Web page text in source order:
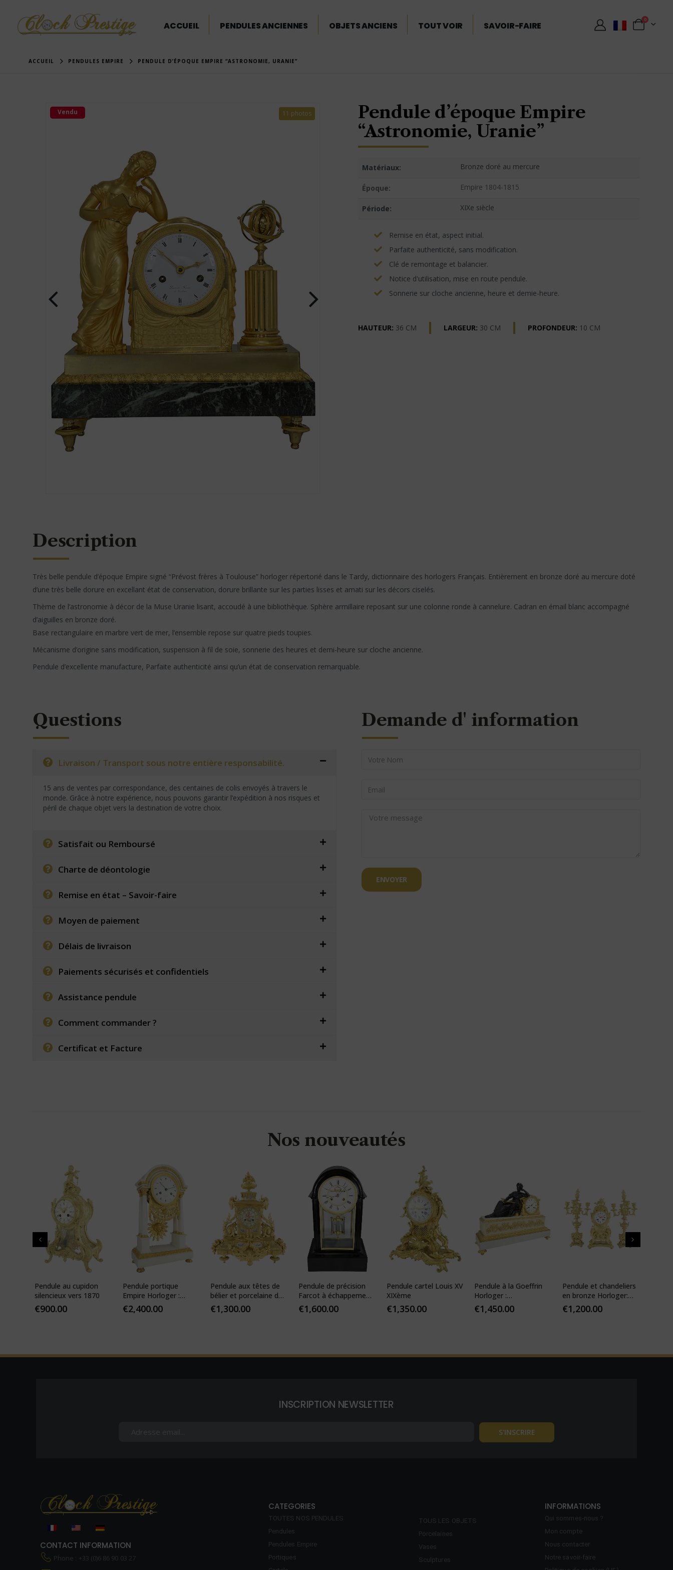
ACCUEIL PENDULES ANCIENNES OBJETS ANCIENS TOUT VOIR SAVOIR-FAIRE
0
ACCUEIL PENDULES EMPIRE PENDULE D’ÉPOQUE EMPIRE “ASTRONOMIE, URANIE”
11 photos
Vendu
Pendule d’époque Empire
“Astronomie, Uranie”
Matériaux: Bronze doré au mercure
Époque: Empire 1804-1815
Période: XIXe siècle
Remise en état, aspect initial.
Parfaite authenticité, sans modification.
Clé de remontage et balancier.
Notice d'utilisation, mise en route pendule.
Sonnerie sur cloche ancienne, heure et demie-heure.
HAUTEUR: 36 CM LARGEUR: 30 CM PROFONDEUR: 10 CM
Description
Très belle pendule d’époque Empire signé “Prévost frères à Toulouse” horloger répertorié dans le Tardy, dictionnaire des horlogers Français. Entièrement en bronze doré au mercure doté
d’une très belle dorure en excellant état de conservation, dorure brillante sur les parties lisses et amati sur les décors ciselés.
Thème de l’astronomie à décor de la Muse Uranie lisant, accoudé à une bibliothèque. Sphère armillaire reposant sur une colonne ronde à cannelure. Cadran en émail blanc accompagné
d’aiguilles en bronze doré.
Base rectangulaire en marbre vert de mer, l’ensemble repose sur quatre pieds toupies.
Mécanisme d’origine sans modification, suspension à fil de soie, sonnerie des heures et demi-heure sur cloche ancienne.
Pendule d’excellente manufacture, Parfaite authenticité ainsi qu’un état de conservation remarquable.
Questions
Livraison / Transport sous notre entière responsabilité.
15 ans de ventes par correspondance, des centaines de colis envoyés à travers le
monde. Grâce à notre expérience, nous pouvons garantir l’expédition à nos risques et
péril de chaque objet vers la destination de votre choix.
Satisfait ou Remboursé
Charte de déontologie
Remise en état – Savoir-faire
Moyen de paiement
Délais de livraison
Paiements sécurisés et confidentiels
Assistance pendule
Comment commander ?
Certificat et Facture
Demande d' information
ENVOYER
Nos nouveautés
Pendule au cupidon
silencieux vers 1870
€900.00
Pendule portique
Empire Horloger :
VEIBEL 1810
€2,400.00
Pendule aux têtes de
bélier et porcelaine de
Paris
€1,300.00
Pendule de précision
Farcot à échappement
Brocot visible
€1,600.00
Pendule cartel Louis XV
XIXème
€1,350.00
Pendule à la Goeffrin
Horloger :
Desfontaines 1850
€1,450.00
Pendule et chandeliers
en bronze Horloger:
Mougin
€1,200.00
INSCRIPTION NEWSLETTER
CONTACT INFORMATION
Phone : +33 (0)6 86 90 03 27
CATEGORIES
TOUTES NOS PENDULES
Pendules
Pendules Empire
Portiques
TOUS LES OBJETS
Porcelaines
Vases
Sculptures
INFORMATIONS
Qui sommes-nous ?
Mon compte
Nous contacter
Notre savoir-faire